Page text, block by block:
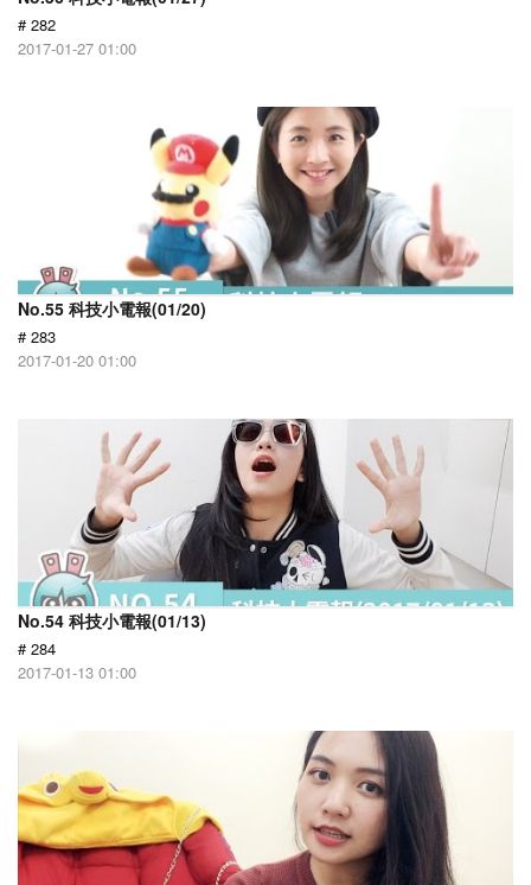
# 282
2017-01-27 01:00
No.55 科技小電報(01/20)
# 283
2017-01-20 01:00
No.54 科技小電報(01/13)
# 284
2017-01-13 01:00